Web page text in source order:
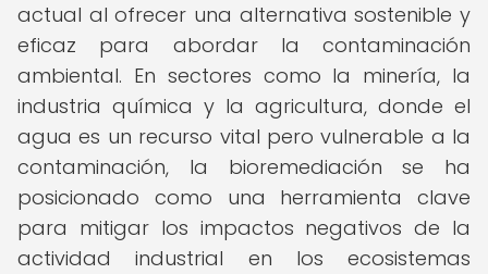
actual al ofrecer una alternativa sostenible y
eficaz para abordar la contaminación
ambiental. En sectores como la minería, la
industria química y la agricultura, donde el
agua es un recurso vital pero vulnerable a la
contaminación, la bioremediación se ha
posicionado como una herramienta clave
para mitigar los impactos negativos de la
actividad industrial en los ecosistemas